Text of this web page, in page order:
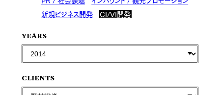
新規ビジネス開発
CI/VI開発
YEARS
CLIENTS